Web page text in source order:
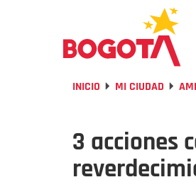
INICIO MI CIUDAD
3 acciones